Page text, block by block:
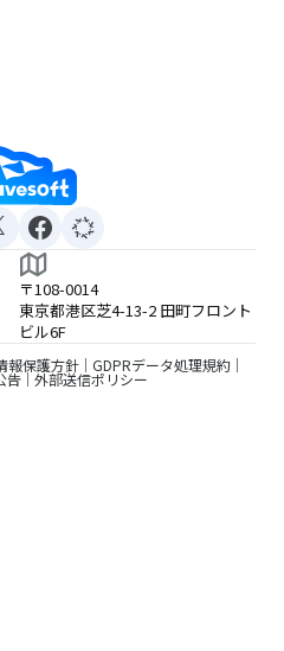
〒108-0014
東京都港区芝4-13-2 田町フロント
ビル6F
報保護方針 GDPRデータ処理規約
告 外部送信ポリシー